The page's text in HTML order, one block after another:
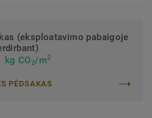
(eksploatavimo pabaigoje
kg CO2/m2
PĖDSAKAS